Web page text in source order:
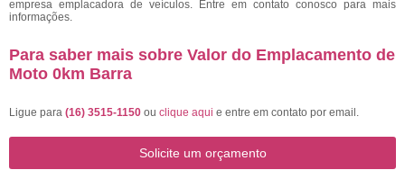
empresa emplacadora de veículos. Entre em contato conosco para mais
informações.
Para saber mais sobre Valor do Emplacamento de
Moto 0km Barra
Ligue para (16) 3515-1150 ou clique aqui e entre em contato por email.
Solicite um orçamento